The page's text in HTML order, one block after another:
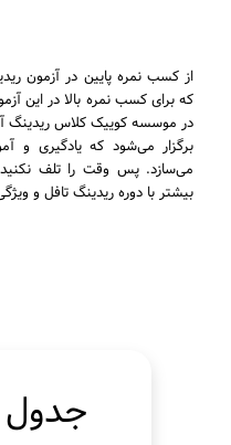
از کسب نمره پایین در آزمون
که برای کسب نمره بالا در این
در موسسه کوییک کلاس ریدینگ
برگزار می‌شود که یادگیری و
می‌سازد. پس وقت را تلف
بیشتر با دوره ریدینگ تافل و
جدول